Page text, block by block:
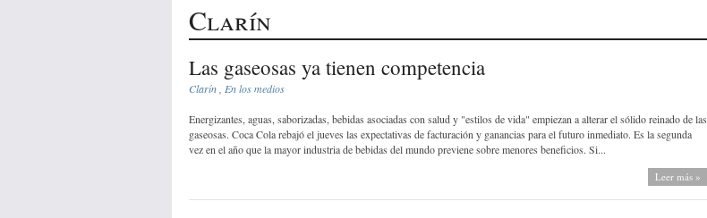
Clarín
Las gaseosas ya tienen competencia
Clarín En los medios
Energizantes, aguas, saborizadas, bebidas asociadas con salud y "estilos de vida" empiezan a alterar el sólido reinado de las
gaseosas. Coca Cola rebajó el jueves las expectativas de facturación y ganancias para el futuro inmediato. Es la segunda
vez en el año que la mayor industria de bebidas del mundo previene sobre menores beneficios. Si...
Leer más »